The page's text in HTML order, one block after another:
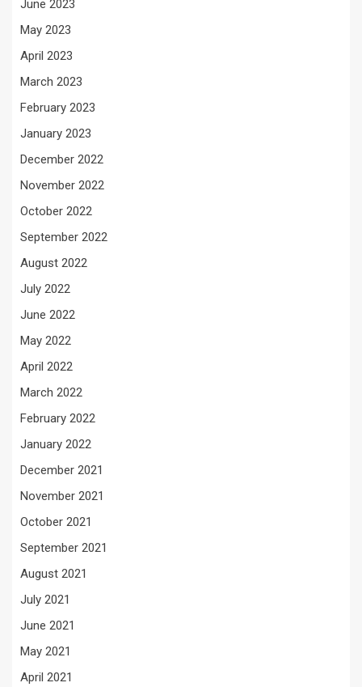
June 2023
May 2023
April 2023
March 2023
February 2023
January 2023
December 2022
November 2022
October 2022
September 2022
August 2022
July 2022
June 2022
May 2022
April 2022
March 2022
February 2022
January 2022
December 2021
November 2021
October 2021
September 2021
August 2021
July 2021
June 2021
May 2021
April 2021